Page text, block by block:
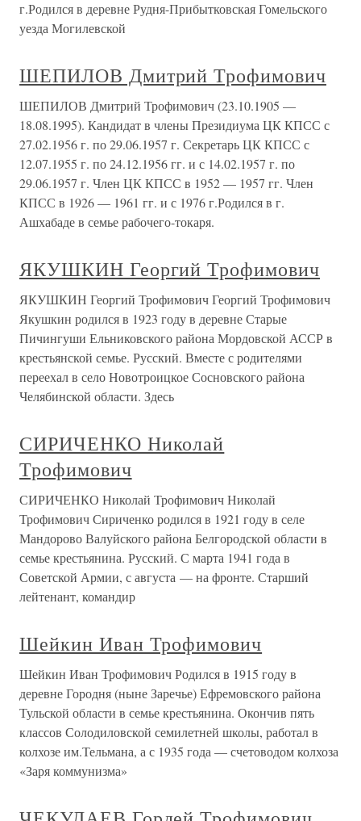
г.Родился в деревне Рудня-Прибытковская Гомельского
уезда Могилевской
ШЕПИЛОВ Дмитрий Трофимович
ШЕПИЛОВ Дмитрий Трофимович (23.10.1905 —
18.08.1995). Кандидат в члены Президиума ЦК КПСС с
27.02.1956 г. по 29.06.1957 г. Секретарь ЦК КПСС с
12.07.1955 г. по 24.12.1956 гг. и с 14.02.1957 г. по
29.06.1957 г. Член ЦК КПСС в 1952 — 1957 гг. Член
КПСС в 1926 — 1961 гг. и с 1976 г.Родился в г.
Ашхабаде в семье рабочего-токаря.
ЯКУШКИН Георгий Трофимович
ЯКУШКИН Георгий Трофимович Георгий Трофимович
Якушкин родился в 1923 году в деревне Старые
Пичингуши Ельниковского района Мордовской АССР в
крестьянской семье. Русский. Вместе с родителями
переехал в село Новотроицкое Сосновского района
Челябинской области. Здесь
СИРИЧЕНКО Николай
Трофимович
СИРИЧЕНКО Николай Трофимович Николай
Трофимович Сириченко родился в 1921 году в селе
Мандорово Валуйского района Белгородской области в
семье крестьянина. Русский. С марта 1941 года в
Советской Армии, с августа — на фронте. Старший
лейтенант, командир
Шейкин Иван Трофимович
Шейкин Иван Трофимович Родился в 1915 году в
деревне Городня (ныне Заречье) Ефремовского района
Тульской области в семье крестьянина. Окончив пять
классов Солодиловской семилетней школы, работал в
колхозе им.Тельмана, а с 1935 года — счетоводом колхоза
«Заря коммунизма»